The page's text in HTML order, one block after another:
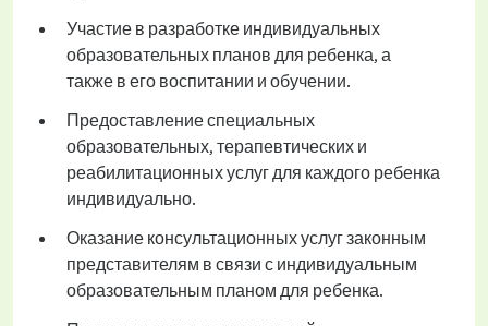
Участие в разработке индивидуальных
образовательных планов для ребенка, а
также в его воспитании и обучении.
Предоставление специальных
образовательных, терапевтических и
реабилитационных услуг для каждого ребенка
индивидуально.
Оказание консультационных услуг законным
представителям в связи с индивидуальным
образовательным планом для ребенка.